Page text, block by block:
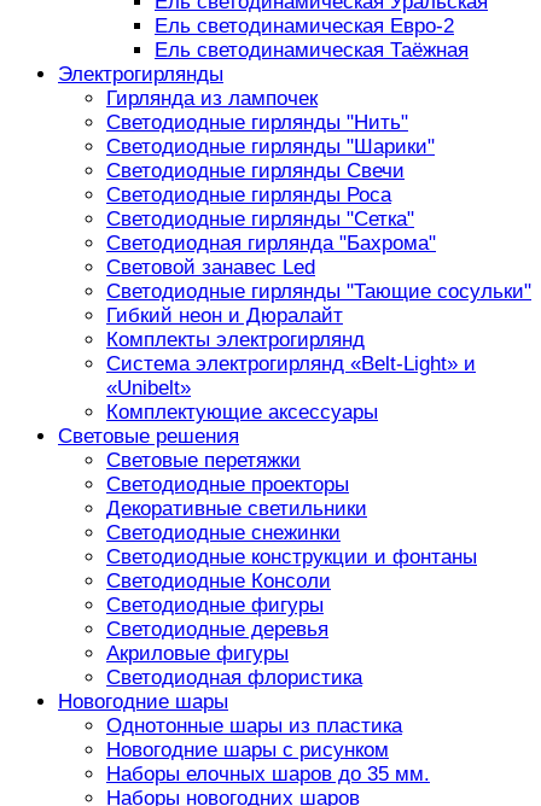
Ель светодинамическая Евро-2
Ель светодинамическая Таёжная
Электрогирлянды
Гирлянда из лампочек
Светодиодные гирлянды "Нить"
Светодиодные гирлянды "Шарики"
Светодиодные гирлянды Свечи
Светодиодные гирлянды Роса
Светодиодные гирлянды "Сетка"
Светодиодная гирлянда "Бахрома"
Световой занавес Led
Светодиодные гирлянды "Тающие сосульки"
Гибкий неон и Дюралайт
Комплекты электрогирлянд
Система электрогирлянд «Belt-Light» и
«Unibelt»
Комплектующие аксессуары
Световые решения
Световые перетяжки
Светодиодные проекторы
Декоративные светильники
Светодиодные снежинки
Светодиодные конструкции и фонтаны
Светодиодные Консоли
Светодиодные фигуры
Светодиодные деревья
Акриловые фигуры
Светодиодная флористика
Новогодние шары
Однотонные шары из пластика
Новогодние шары с рисунком
Наборы елочных шаров до 35 мм.
Наборы новогодних шаров